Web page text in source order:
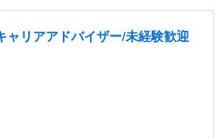
ャリアアドバイザー/未経験歓迎